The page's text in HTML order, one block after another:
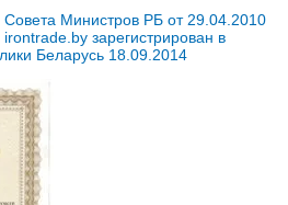
Министров РБ от 29.04.2010
зарегистрирован в
Беларусь 18.09.2014